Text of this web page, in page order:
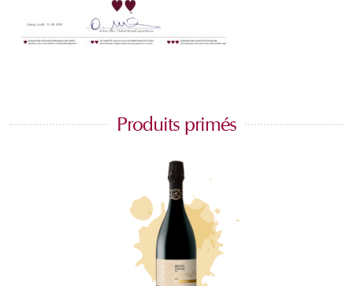
Produits primés